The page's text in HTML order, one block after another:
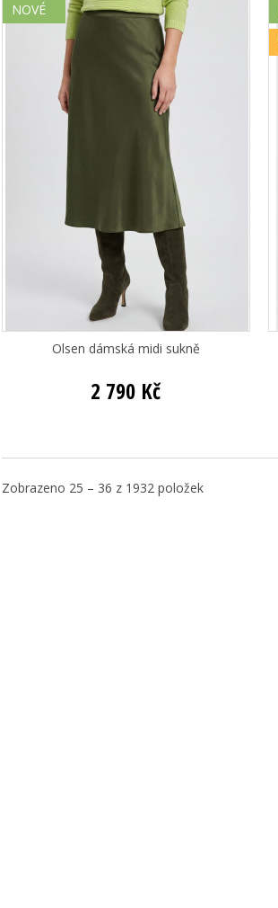
NOVÉ
Olsen dámská midi sukně
2 790 Kč
Zobrazeno 25 – 36 z 1932 položek